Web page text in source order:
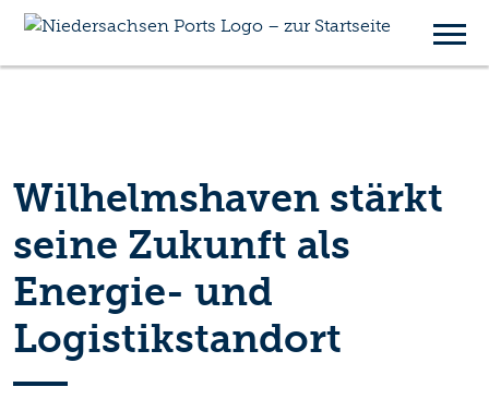
Wilhelmshaven stärkt
seine Zukunft als
Energie- und
Logistikstandort